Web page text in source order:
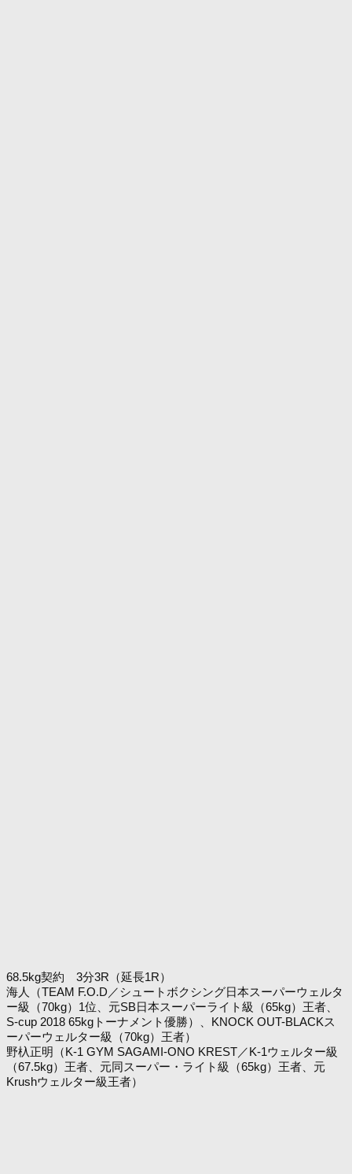
68.5kg契約 3分3R（延長1R）
海人（TEAM F.O.D／シュートボクシング日本スーパーウェルタ
ー級（70kg）1位、元SB日本スーパーライト級（65kg）王者、
S-cup 2018 65kgトーナメント優勝）、KNOCK OUT-BLACKス
ーパーウェルター級（70kg）王者）
野杁正明（K-1 GYM SAGAMI-ONO KREST／K-1ウェルター級
（67.5kg）王者、元同スーパー・ライト級（65kg）王者、元
Krushウェルター級王者）